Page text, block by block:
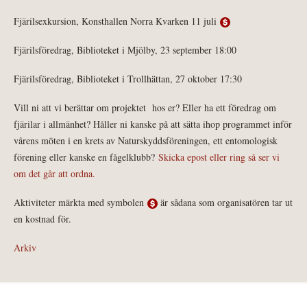
Fjärilsexkursion, Konsthallen Norra Kvarken 11 juli
Fjärilsföredrag, Biblioteket i Mjölby, 23 september 18:00
Fjärilsföredrag, Biblioteket i Trollhättan, 27 oktober 17:30
Vill ni att vi berättar om projektet hos er? Eller ha ett föredrag om
fjärilar i allmänhet? Håller ni kanske på att sätta ihop programmet inför
vårens möten i en krets av Naturskyddsföreningen, ett entomologisk
förening eller kanske en fågelklubb? Skicka epost eller ring så ser vi
om det går att ordna.
Aktiviteter märkta med symbolen
är sådana som organisatören tar ut
en kostnad för.
Arkiv